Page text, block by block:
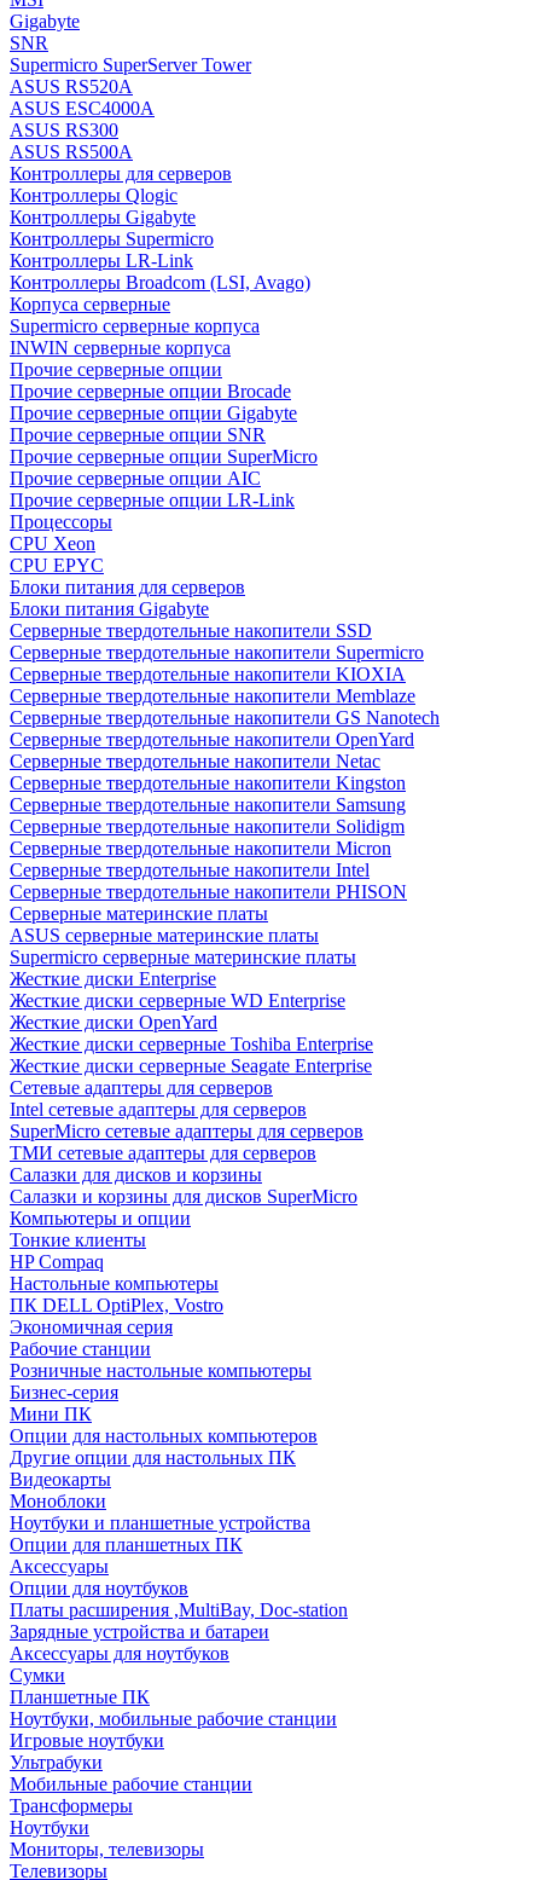
Gigabyte
SNR
Supermicro SuperServer Tower
ASUS RS520A
ASUS ESC4000A
ASUS RS300
ASUS RS500A
Контроллеры для серверов
Контроллеры Qlogic
Контроллеры Gigabyte
Контроллеры Supermicro
Контроллеры LR-Link
Контроллеры Broadcom (LSI, Avago)
Корпуса серверные
Supermicro серверные корпуса
INWIN серверные корпуса
Прочие серверные опции
Прочие серверные опции Brocade
Прочие серверные опции Gigabyte
Прочие серверные опции SNR
Прочие серверные опции SuperMicro
Прочие серверные опции AIC
Прочие серверные опции LR-Link
Процессоры
CPU Xeon
CPU EPYC
Блоки питания для серверов
Блоки питания Gigabyte
Серверные твердотельные накопители SSD
Cерверные твердотельные накопители Supermicro
Cерверные твердотельные накопители KIOXIA
Cерверные твердотельные накопители Memblaze
Cерверные твердотельные накопители GS Nanotech
Серверные твердотельные накопители OpenYard
Серверные твердотельные накопители Netac
Cерверные твердотельные накопители Kingston
Cерверные твердотельные накопители Samsung
Cерверные твердотельные накопители Solidigm
Cерверные твердотельные накопители Micron
Cерверные твердотельные накопители Intel
Cерверные твердотельные накопители PHISON
Серверные материнские платы
ASUS серверные материнские платы
Supermicro серверные материнские платы
Жесткие диски Enterprise
Жесткие диски серверные WD Enterprise
Жесткие диски OpenYard
Жесткие диски серверные Toshiba Enterprise
Жесткие диски серверные Seagate Enterprise
Сетевые адаптеры для серверов
Intel сетевые адаптеры для серверов
SuperMicro сетевые адаптеры для серверов
ТМИ сетевые адаптеры для серверов
Салазки для дисков и корзины
Салазки и корзины для дисков SuperMicro
Компьютеры и опции
Тонкие клиенты
HP Compaq
Настольные компьютеры
ПК DELL OptiPlex, Vostro
Экономичная серия
Рабочие станции
Розничные настольные компьютеры
Бизнес-серия
Мини ПК
Опции для настольных компьютеров
Другие опции для настольных ПК
Видеокарты
Моноблоки
Ноутбуки и планшетные устройства
Опции для планшетных ПК
Аксессуары
Опции для ноутбуков
Платы расширения ,MultiBay, Doc-station
Зарядные устройства и батареи
Аксессуары для ноутбуков
Сумки
Планшетные ПК
Ноутбуки, мобильные рабочие станции
Игровые ноутбуки
Ультрабуки
Мобильные рабочие станции
Трансформеры
Ноутбуки
Мониторы, телевизоры
Телевизоры